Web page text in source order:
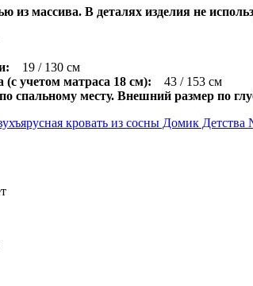
из массива. В деталях изделия не
19 / 130 см
(с учетом матраса 18 см): 43 / 153 см
спальному месту. Внешний размер по
кровать из сосны Домик